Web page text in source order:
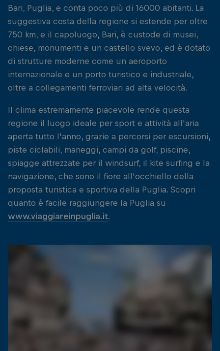
Bari, Puglia, e conta poco più di 16000 abitanti. La
suggestiva costa della regione si estende per oltre
750 km, e il capoluogo, Bari, è custode di musei,
chiese, monumenti e un castello svevo, ed è dotato
di strutture moderne come un aeroporto
internazionale e un porto turistico e industriale,
oltre a collegamenti ferroviari ad alta velocità.
Il clima estremamente piacevole rende questa
regione il luogo ideale per sport e attività all'aria
aperta tutto l'anno, grazie a percorsi per escursioni,
piste ciclabili, maneggi, campi da golf, piscine,
spiagge attrezzate per il windsurf, il kite surfing e la
navigazione, che sono il fiore all'occhiello della
proposta turistica e sportiva della Puglia. Scopri
quanto è facile raggiungere la Puglia su
www.viaggiareinpuglia.it.